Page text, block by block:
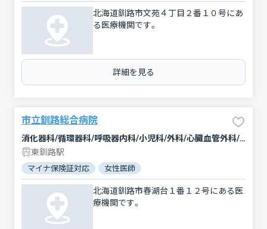
北海道釧路市文苑４丁目２番１０号にあ
る医療機関です。
詳細を見る
市立釧路総合病院
消化器科/循環器科/呼吸器内科/小児科/外科/心臓血管外科/整形外科/脳神経外科/皮膚科/産婦人科/眼科/精神科・神経科/麻酔科/放射線科/形成外科/臨床検査・病理診断/緩和ケア
東釧路駅
マイナ保険証対応 女性医師
北海道釧路市春湖台１番１２号にある医
療機関です。